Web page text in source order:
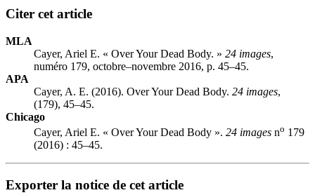
Citer cet article
MLA
Cayer, Ariel E. « Over Your Dead Body. » 24 images,
numéro 179, octobre–novembre 2016, p. 45–45.
APA
Cayer, A. E. (2016). Over Your Dead Body. 24 images,
(179), 45–45.
Chicago
Cayer, Ariel E. « Over Your Dead Body ». 24 images no 179
(2016) : 45–45.
Exporter la notice de cet article